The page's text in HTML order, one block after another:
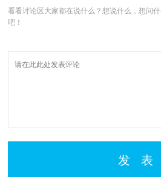
看看讨论区大家都在说什么？想说什么，想问
吧！
发 表